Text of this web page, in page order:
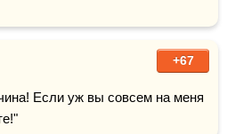
+67
Если уж вы совсем на меня